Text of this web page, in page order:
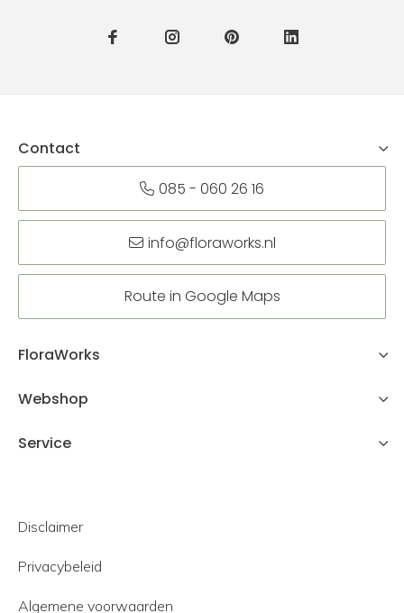
Contact
085 - 060 26 16
info@floraworks.nl
Route in Google Maps
FloraWorks
Webshop
Service
Disclaimer
Privacybeleid
Algemene voorwaarden